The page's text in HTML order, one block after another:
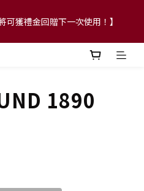
定現貨產品即享88折】
可獲禮金回贈下一次使用！】
定現貨產品即享88折】
1890